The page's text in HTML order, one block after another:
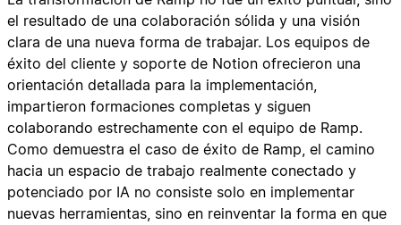
el resultado de una colaboración sólida y una visión
clara de una nueva forma de trabajar. Los equipos de
éxito del cliente y soporte de Notion ofrecieron una
orientación detallada para la implementación,
impartieron formaciones completas y siguen
colaborando estrechamente con el equipo de Ramp.
Como demuestra el caso de éxito de Ramp, el camino
hacia un espacio de trabajo realmente conectado y
potenciado por IA no consiste solo en implementar
nuevas herramientas, sino en reinventar la forma en que